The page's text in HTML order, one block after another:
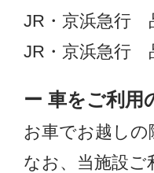
JR・京浜急行
JR・京浜急行
ー 車をご利用
お車でお越しの
なお、当施設